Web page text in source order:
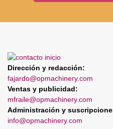
Dirección y redacción:
fajardo@opmachinery.com
Ventas y publicidad:
mfraile@opmachinery.com
Administración y
info@opmachinery.com